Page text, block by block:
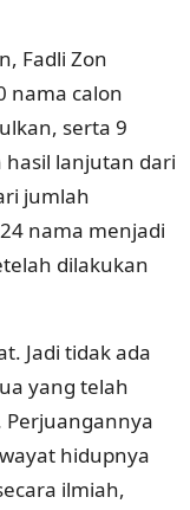
Fadli Zon
nama calon
serta 9
lanjutan dari
jumlah
nama menjadi
dilakukan
Jadi tidak ada
yang telah
hidupnya
ilmiah,